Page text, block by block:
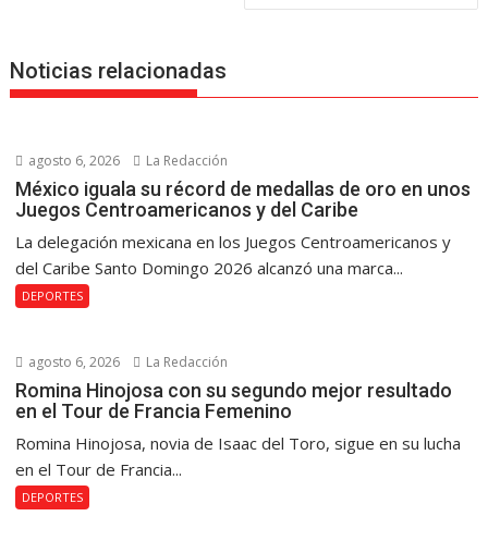
Noticias relacionadas
agosto 6, 2026 La Redacción
México iguala su récord de medallas de oro en unos
Juegos Centroamericanos y del Caribe
La delegación mexicana en los Juegos Centroamericanos y
del Caribe Santo Domingo 2026 alcanzó una marca...
DEPORTES
agosto 6, 2026 La Redacción
Romina Hinojosa con su segundo mejor resultado
en el Tour de Francia Femenino
Romina Hinojosa, novia de Isaac del Toro, sigue en su lucha
en el Tour de Francia...
DEPORTES